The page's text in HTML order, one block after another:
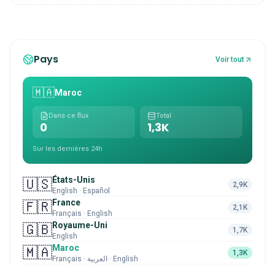
Pays Voir tout
🇲🇦Maroc
Dans ce flux
0
Total
1,3K
Sur les dernières 24h
🇺🇸États-Unis
English · Español
2,9K
🇫🇷France
Français · English
2,1K
🇬🇧Royaume-Uni
English
1,7K
🇲🇦Maroc
Français · العربية · English
1,3K